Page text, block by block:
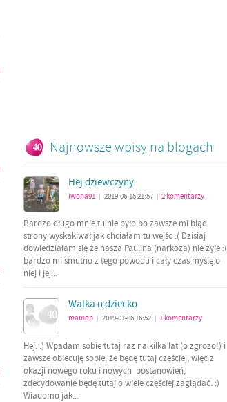
Najnowsze wpisy na blogach
Hej dziewczyny
iwona91 2019-06-15 21:57 2 komentarzy
Bardzo długo mnie tu nie było bo zawsze mi błąd
strony wyskakiwał jak chciałam tu wejśc :( Dzisiaj
dowiedziałam się że nasza Paulina (narkoza) nie zyje :(
bardzo mi smutno z tego powodu i cały czas myślę o
niej i jej...
Walka o dziecko
mamap 2019-01-06 16:52 1 komentarzy
Hej. :) Wpadam sobie tutaj raz na kilka lat (o zgrozo!) i
zawsze obiecuję sobie, że będę tutaj częściej, więc z
okazji nowego roku i nowych postanowień,
zdecydowanie będę tutaj o wiele częściej zaglądać. :)
Wiadomo jak...